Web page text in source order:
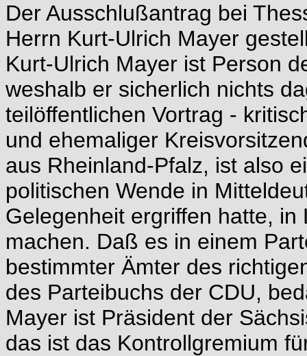
Der Ausschlußantrag bei
Herrn Kurt-Ulrich Mayer
Kurt-Ulrich Mayer ist Person
weshalb er sicherlich nichts
teilöffentlichen Vortrag -
und ehemaliger
aus Rheinland-Pfalz, ist also
politischen Wende in
Gelegenheit ergriffen hatte,
machen. Daß es in einem
bestimmter Ämter des
des Parteibuchs der CDU,
Mayer ist Präsident der
das ist das Kontrollgremium